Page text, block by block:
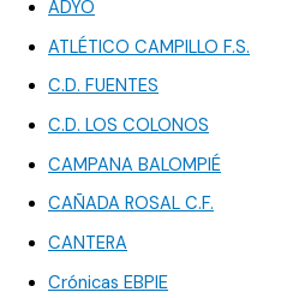
ADYO
ATLÉTICO CAMPILLO F.S.
C.D. FUENTES
C.D. LOS COLONOS
CAMPANA BALOMPIÉ
CAÑADA ROSAL C.F.
CANTERA
Crónicas EBPIE